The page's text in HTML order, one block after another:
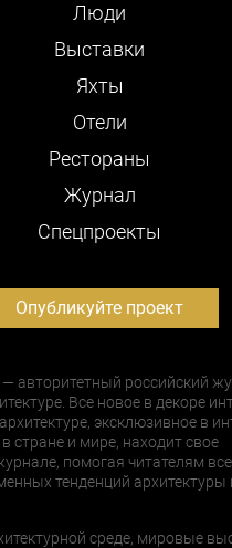
Люди
Выставки
Яхты
Отели
Рестораны
Журнал
Cпецпроекты
Опубликуйте проект
— авторитетный российский
Все новое в декоре
эксклюзивное в
в стране и мире, находит свое
помогая читателям
тенденций архитектуры
среде, мировые